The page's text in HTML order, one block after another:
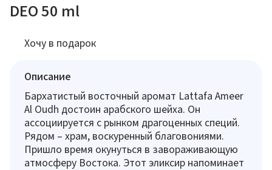
DEO 50 ml
Хочу в подарок
Описание
Бархатистый восточный аромат Lattafa Ameer
Al Oudh достоин арабского шейха. Он
ассоциируется с рынком драгоценных специй.
Рядом – храм, воскуренный благовониями.
Пришло время окунуться в завораживающую
атмосферу Востока. Этот эликсир напоминает